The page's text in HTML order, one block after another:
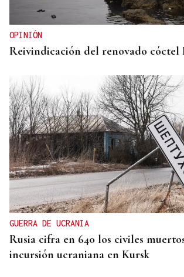
OPINIÓN
Reivindicación del renovado cóctel
GUERRA DE UCRANIA
Rusia cifra en 640 los civiles
incursión ucraniana en Kursk